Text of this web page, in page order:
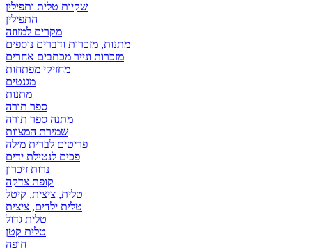
שקיות טלית ותפילין
התפילין
מקרים למזוזה
מתנות, מזכרות ודברים נוספים
מזכרות ונייר מכתבים אחרים
מחזיקי מפתחות
מגנטים
מתנות
ספר תורה
מתנה ספר תורה
שמירת המצוות
פריטים לברית מילה
פכים לנטילת ידים
נרות זיכרון
קופת צדקה
טלית, ציצית, קיטל
טלית ילדים, ציצית
טלית גדול
טלית קטן